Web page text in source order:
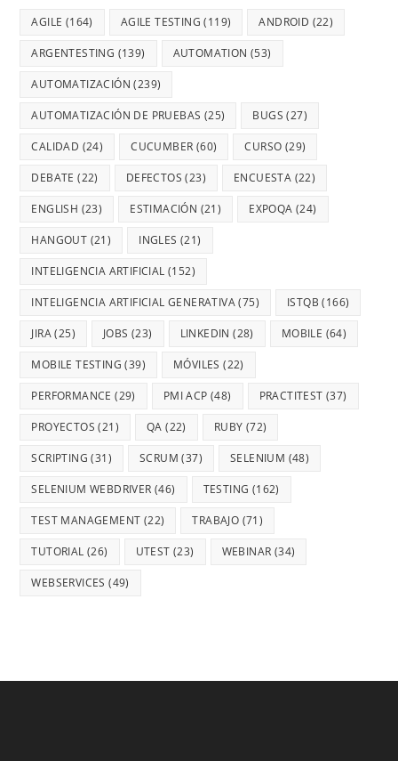
AGILE (164) AGILE TESTING (119) ANDROID (22)
ARGENTESTING (139) AUTOMATION (53)
AUTOMATIZACIÓN (239)
AUTOMATIZACIÓN DE PRUEBAS (25) BUGS (27)
CALIDAD (24) CUCUMBER (60) CURSO (29)
DEBATE (22) DEFECTOS (23) ENCUESTA (22)
ENGLISH (23) ESTIMACIÓN (21) EXPOQA (24)
HANGOUT (21) INGLES (21)
INTELIGENCIA ARTIFICIAL (152)
INTELIGENCIA ARTIFICIAL GENERATIVA(75) ISTQB (166)
JIRA(25) JOBS (23) LINKEDIN (28) MOBILE (64)
MOBILE TESTING (39) MÓVILES (22)
PERFORMANCE (29) PMI ACP (48) PRACTITEST (37)
PROYECTOS (21) QA (22) RUBY (72)
SCRIPTING (31) SCRUM (37) SELENIUM (48)
SELENIUM WEBDRIVER (46) TESTING (162)
TEST MANAGEMENT (22) TRABAJO (71)
TUTORIAL (26) UTEST (23) WEBINAR (34)
WEBSERVICES (49)